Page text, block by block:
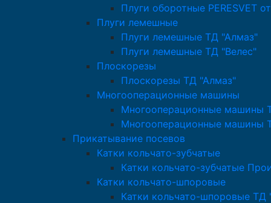
Плуги оборотные PERESVET
Плуги лемешные
Плуги лемешные ТД "Алмаз"
Плуги лемешные ТД "Велес"
Плоскорезы
Плоскорезы ТД "Алмаз"
Многооперационные машины
Многооперационные машины
Многооперационные машины
Прикатывание посевов
Катки кольчато-зубчатые
Катки кольчато-зубчатые
Катки кольчато-шпоровые
Катки кольчато-шпоровые ТД